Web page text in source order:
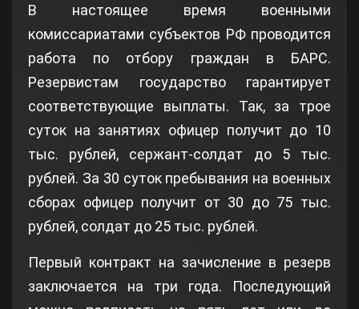
В настоящее время военными
комиссариатами субъектов РФ проводится
работа по отбору граждан в БАРС.
Резервистам государство гарантирует
соответствующие выплаты. Так, за трое
суток на занятиях офицер получит до 10
тыс. рублей, сержант-солдат до 5 тыс.
рублей. За 30 суток пребывания на военных
сборах офицер получит от 30 до 75 тыс.
рублей, солдат до 25 тыс. рублей.
Первый контракт на зачисление в резерв
заключается на три года. Последующий